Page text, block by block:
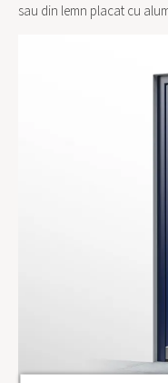
sau din lemn placat cu